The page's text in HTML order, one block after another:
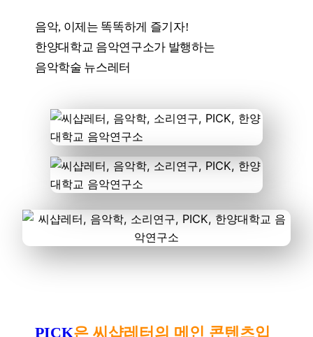
음악, 이제는 똑똑하게 즐기자!
한양대학교 음악연구소가 발행하는
음악학술 뉴스레터
PICK은 씨샵레터의 메인 콘텐츠입